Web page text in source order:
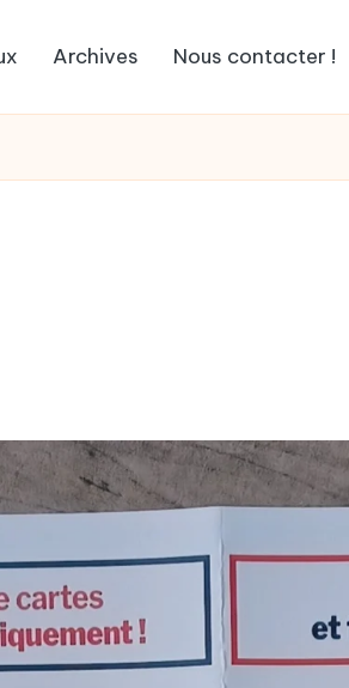
Archives Nous contacter !